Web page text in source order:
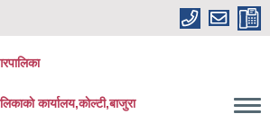
कार्यालय,काेल्टी,बाजुरा